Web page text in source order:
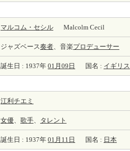
マルコム・セシル Malcolm Cecil
ジャズベース奏者、音楽プロデューサー
誕生日 : 1937年 01月09日 国名 : イギリス
江利チエミ
女優、 歌手、 タレント
誕生日 : 1937年 01月11日 国名 : 日本